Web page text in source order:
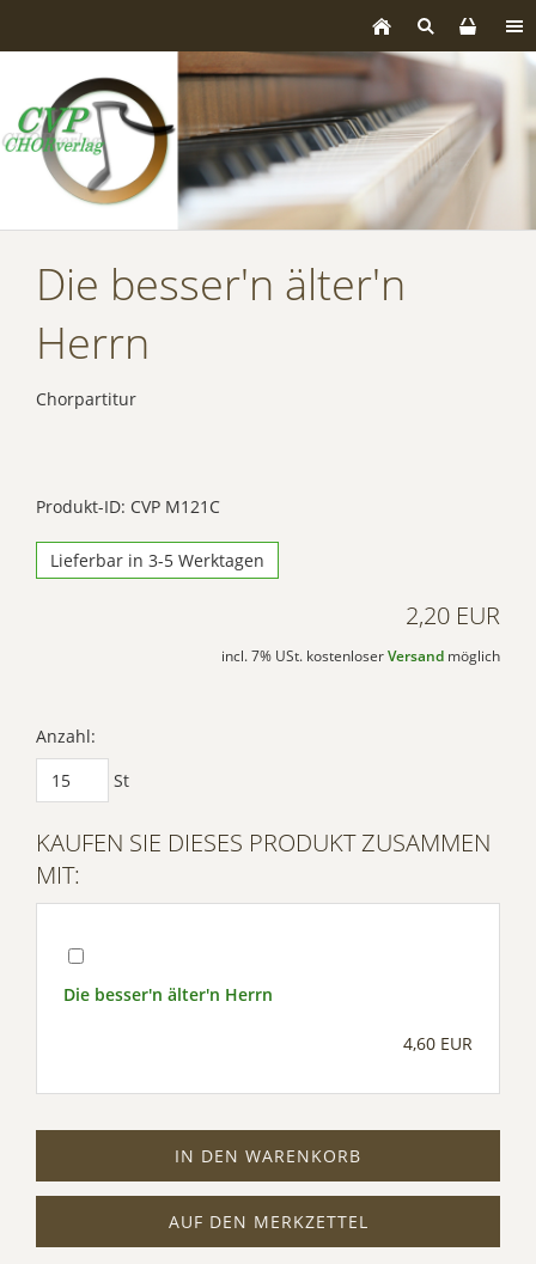
Die besser'n älter'n
Herrn
Chorpartitur
Produkt-ID: CVP M121C
Lieferbar in 3-5 Werktagen
2,20 EUR
incl. 7% USt. kostenloser Versand möglich
Anzahl:
St
KAUFEN SIE DIESES PRODUKT ZUSAMMEN
MIT:
Die besser'n älter'n Herrn
4,60 EUR
IN DEN WARENKORB
AUF DEN MERKZETTEL